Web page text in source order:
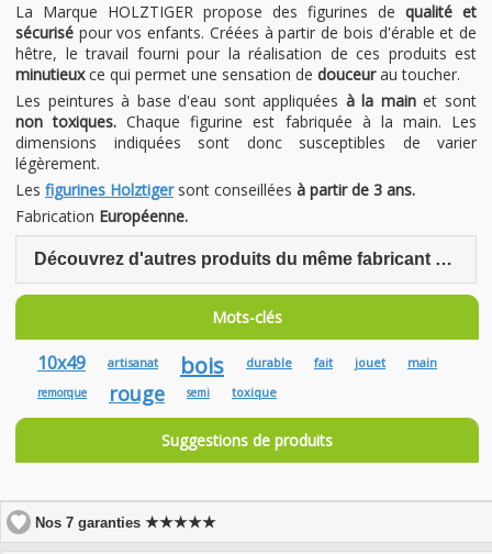
La Marque HOLZTIGER propose des figurines de qualité et
sécurisé pour vos enfants. Créées à partir de bois d'érable et de
hêtre, le travail fourni pour la réalisation de ces produits est
minutieuxce qui permet une sensation de douceurau toucher.
Les peintures à base d'eau sont appliquées à la mainet sont
non toxiques.Chaque figurine est fabriquée à la main. Les
dimensions indiquées sont donc susceptibles de varier
légèrement.
Les figurines Holztigersont conseillées à partir de 3 ans.
Fabrication Européenne.
Découvrez d'autres produits du même fabricant Holztiger
Mots-clés
10x49 artisanat bois durable fait jouet main
remorque rouge semi toxique
Suggestions de produits
Nos 7 garanties★★★★★